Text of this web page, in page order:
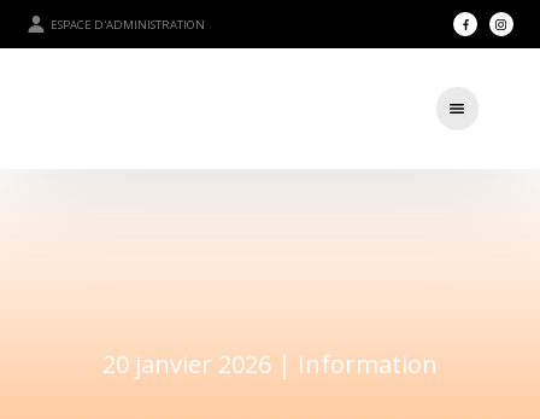
ESPACE D'ADMINISTRATION
20 janvier 2026 | Information